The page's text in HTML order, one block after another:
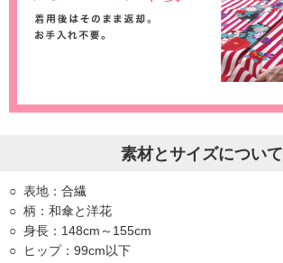
素材とサイズについて
表地：合繊
柄：和傘と洋花
身長：148cm～155cm
ヒップ：99cm以下